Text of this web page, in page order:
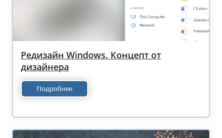
Редизайн Windows. Концепт от
дизайнера
Подробнее